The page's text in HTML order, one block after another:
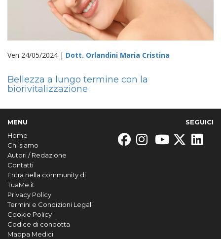
Ven 24/05/2024 | Dott. Orlandini Maria Cristina
Bellezza a lungo termine con la
biorivitalizzazione
MENU
Home
Chi siamo
Autori / Redazione
Contatti
Entra nella community di
TuaMe.it
Privacy Policy
Termini e Condizioni Legali
Cookie Policy
Codice di condotta
Mappa Medici
SEGUICI